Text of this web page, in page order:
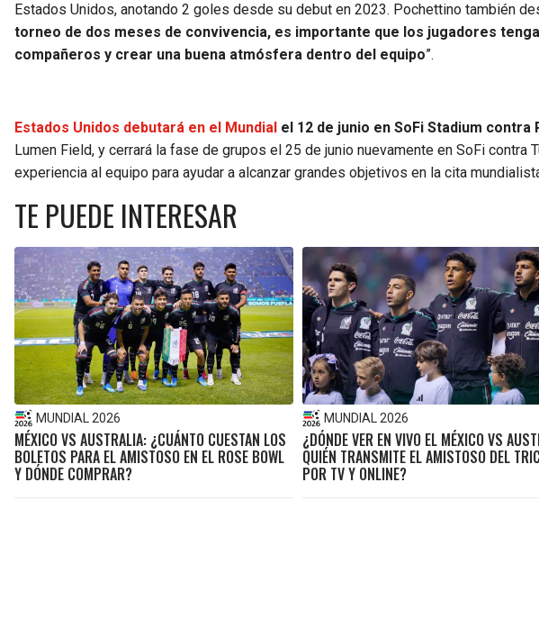
Estados Unidos, anotando 2 goles desde su debut en 2023. Pochettino también
torneo de dos meses de convivencia, es importante que los jugadores
compañeros y crear una buena atmósfera dentro del equipo”.
Estados Unidos debutará en el Mundial el 12 de junio en SoFi Stadium contra
Lumen Field, y cerrará la fase de grupos el 25 de junio nuevamente en SoFi
experiencia al equipo para ayudar a alcanzar grandes objetivos en la cita
TE PUEDE INTERESAR
MUNDIAL 2026
MÉXICO VS AUSTRALIA: ¿CUÁNTO CUESTAN LOS
BOLETOS PARA EL AMISTOSO EN EL ROSE BOWL
Y DÓNDE COMPRAR?
MUNDIAL 2026
¿DÓNDE VER EN VIVO EL MÉXICO VS
QUIÉN TRANSMITE EL AMISTOSO DEL
POR TV Y ONLINE?